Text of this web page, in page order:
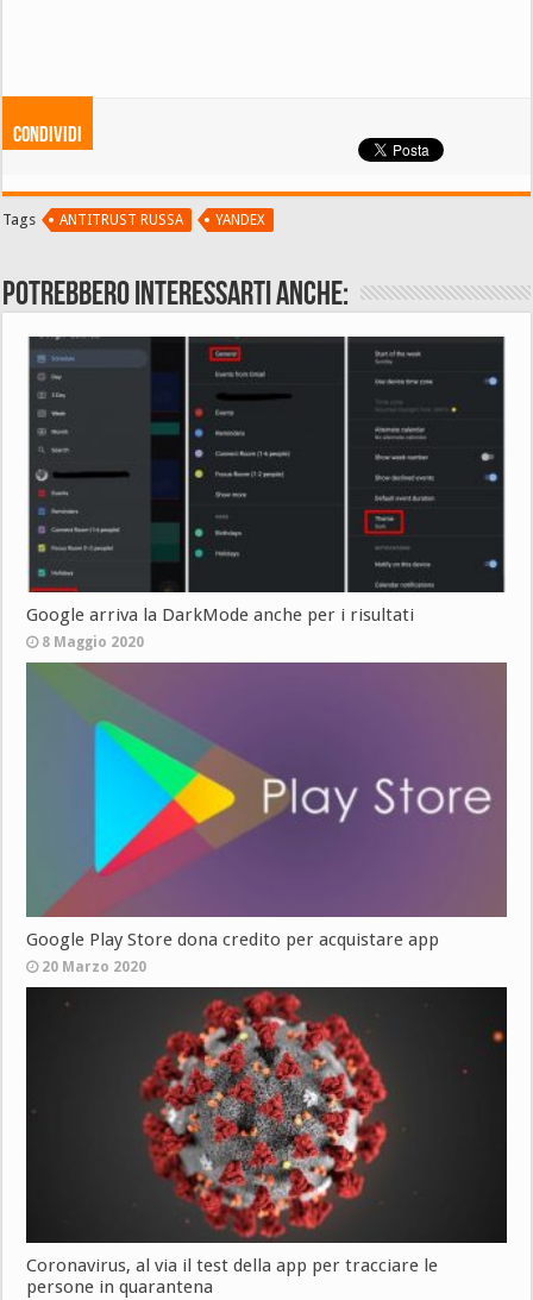
Condividi
Tags ANTITRUST RUSSA YANDEX
Potrebbero interessarti anche:
Google arriva la DarkMode anche per i risultati
8 Maggio 2020
Google Play Store dona credito per acquistare app
20 Marzo 2020
Coronavirus, al via il test della app per tracciare le
persone in quarantena